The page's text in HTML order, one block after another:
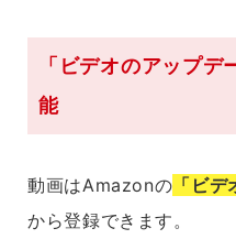
「ビデオのアップ
能
動画はAmazonの 「ビ
から登録できます。